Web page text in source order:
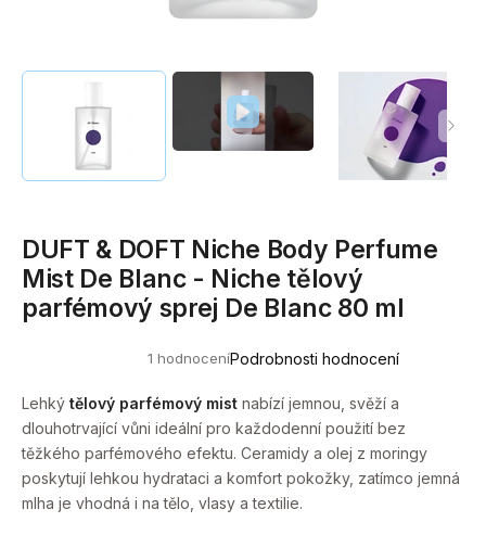
produktu
je
5,0
z
5
hvězdiček.
1 hodnoceníPodrobnosti hodnocení
DUFT & DOFT Niche Body Perfume
Mist De Blanc - Niche tělový
parfémový sprej De Blanc 80 ml
Lehký tělový parfémový mist nabízí jemnou, svěží a
dlouhotrvající vůni ideální pro každodenní použití bez
těžkého parfémového efektu. Ceramidy a olej z moringy
poskytují lehkou hydrataci a komfort pokožky, zatímco jemná
mlha je vhodná i na tělo, vlasy a textilie.
í
HLEDAT
p
o
r
u
č
u